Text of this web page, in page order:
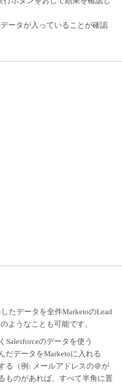
ータが入っていることが確認
たデータを全件MarketoのLead
ようなことも可能です。
Salesforceのデータを使う
だデータをMarketoに入れる
る（例: メールアドレスの＠が
ものがあれば、すべて半角に置